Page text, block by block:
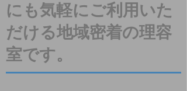
にも気軽にご利用いた
だける地域密着の理容
室です。